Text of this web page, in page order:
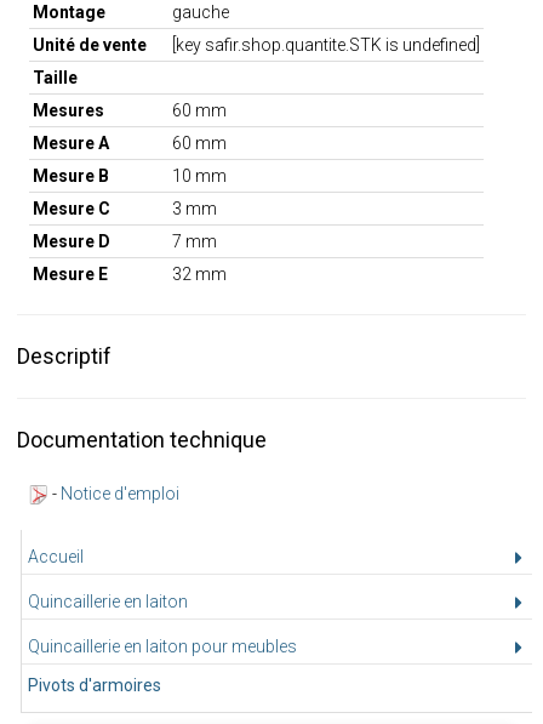
Accueil
Quincaillerie en laiton
Quincaillerie en laiton pour meubles
Pivots d'armoires
Montage
gauche
Unité de vente
[key safir.shop.quantite.STK is undefined]
Taille
Mesures
60 mm
Mesure A
60 mm
Mesure B
10 mm
Mesure C
3 mm
Mesure D
7 mm
Mesure E
32 mm
Descriptif
Documentation technique
- Notice d'emploi